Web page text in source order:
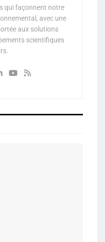
qui façonnent notre
avec une
aux solutions
scientifiques